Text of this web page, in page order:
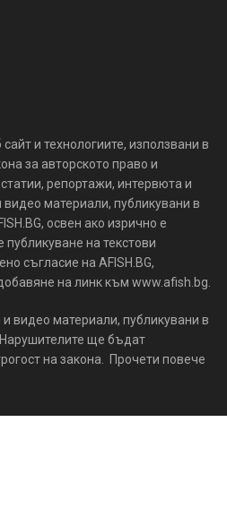
и технологиите, използвани в
за авторското право и
репортажи, интервюта и
видео материали, публикувани в
освен ако изрично е
на текстови
съгласие на AFISH.BG,
на линк към www.afish.bg.
видео материали, публикувани в
Нарушителите ще бъдат
на закона. Прочети повече